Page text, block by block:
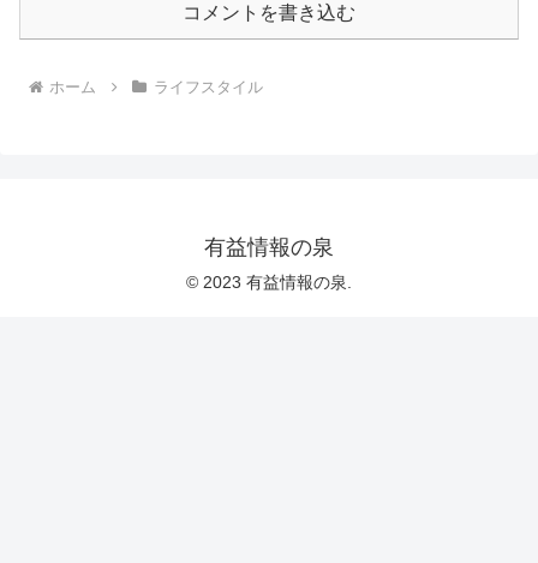
コメントを書き込む
ホーム ライフスタイル
有益情報の泉
© 2023 有益情報の泉.